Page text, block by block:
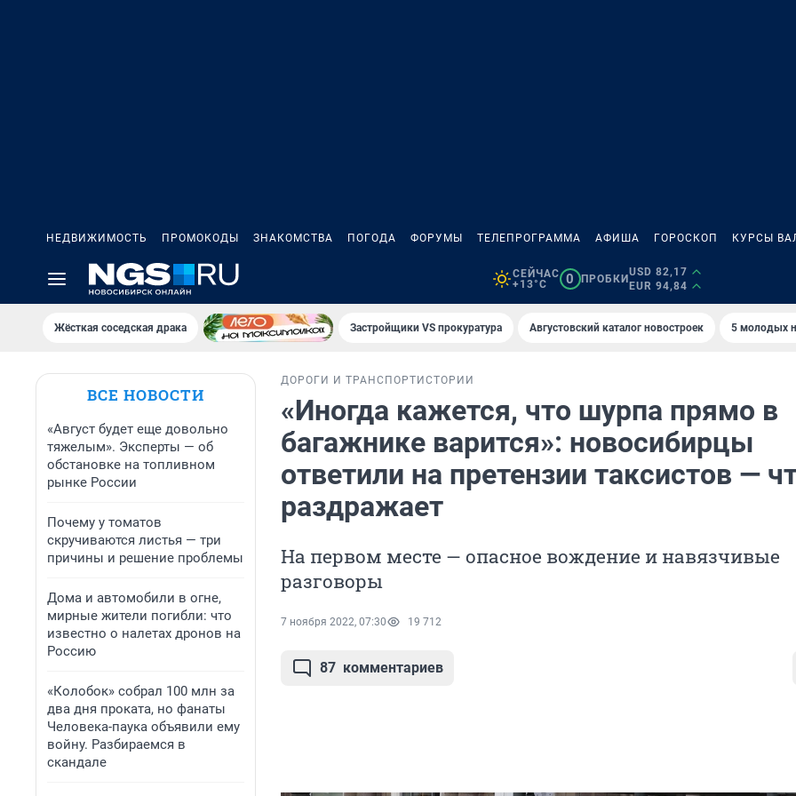
НЕДВИЖИМОСТЬ ПРОМОКОДЫ ЗНАКОМСТВА ПОГОДА ФОРУМЫ ТЕЛЕПРОГРАММА АФИША ГОРОСКОП КУРСЫ
СЕЙЧАС
+13°C
0 ПРОБКИ
USD 82,17
EUR 94,84
Жёсткая соседская драка Застройщики VS прокуратура Августовский каталог новостроек 5 молодых
ВСЕ НОВОСТИ
«Август будет еще довольно
тяжелым». Эксперты — об
обстановке на топливном
рынке России
Почему у томатов
скручиваются листья — три
причины и решение проблемы
Дома и автомобили в огне,
мирные жители погибли: что
известно о налетах дронов на
Россию
«Колобок» собрал 100 млн за
два дня проката, но фанаты
Человека-паука объявили ему
войну. Разбираемся в
скандале
ДОРОГИ И ТРАНСПОРТ ИСТОРИИ
«Иногда кажется, что шурпа прямо в
багажнике варится»: новосибирцы
ответили на претензии таксистов —
раздражает
На первом месте — опасное вождение и навязчивые
разговоры
7 ноября 2022, 07:30 19 712
87 комментариев